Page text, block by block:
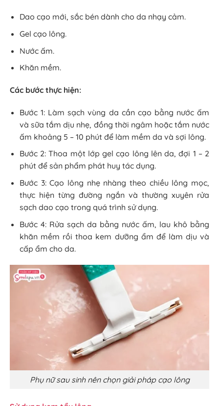
Dao cạo mới, sắc bén dành cho da nhạy cảm.
Gel cạo lông.
Nước ấm.
Khăn mềm.
Các bước thực hiện:
Bước 1: Làm sạch vùng da cần cạo bằng nước ấm
và sữa tắm dịu nhẹ, đồng thời ngâm hoặc tắm nước
ấm khoảng 5 – 10 phút để làm mềm da và sợi lông.
Bước 2: Thoa một lớp gel cạo lông lên da, đợi 1 – 2
phút để sản phẩm phát huy tác dụng.
Bước 3: Cạo lông nhẹ nhàng theo chiều lông mọc,
thực hiện từng đường ngắn và thường xuyên rửa
sạch dao cạo trong quá trình sử dụng.
Bước 4: Rửa sạch da bằng nước ấm, lau khô bằng
khăn mềm rồi thoa kem dưỡng ẩm để làm dịu và
cấp ẩm cho da.
Phụ nữ sau sinh nên chọn giải pháp cạo lông